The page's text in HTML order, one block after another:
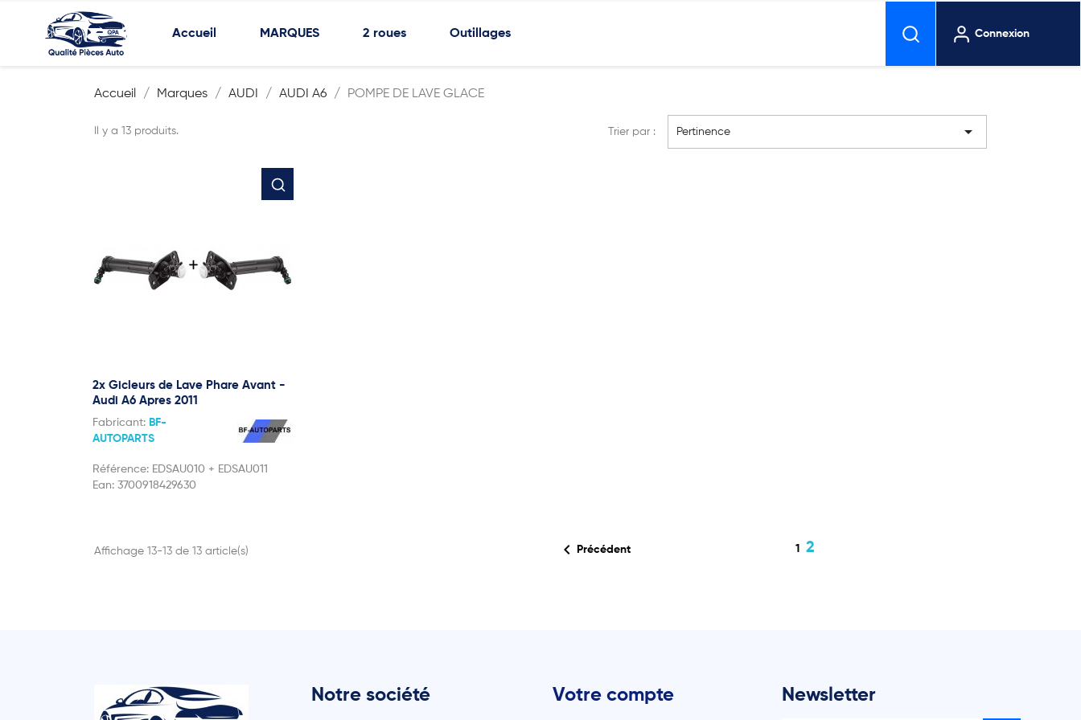
Accueil MARQUES 2 roues Outillages Connexion
Accueil Marques AUDI AUDI A6 POMPE DE LAVE GLACE
Il y a 13 produits. Trier par : Pertinence 
2x Gicleurs de Lave Phare Avant -
Audi A6 Apres 2011
Fabricant: BF-
AUTOPARTS
Référence: EDSAU010 + EDSAU011
Ean: 3700918429630
Affichage 13-13 de 13 article(s)  Précédent 12
Notre société Votre compte Newsletter